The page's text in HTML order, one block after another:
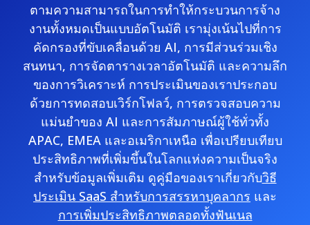
ตามความสามารถในการทำให้กระบวนการจ้าง
งานทั้งหมดเป็นแบบอัตโนมัติ เรามุ่งเน้นไปที่การ
คัดกรองที่ขับเคลื่อนด้วย AI, การมีส่วนร่วมเชิง
สนทนา, การจัดตารางเวลาอัตโนมัติ และความลึก
ของการวิเคราะห์ การประเมินของเราประกอบ
ด้วยการทดสอบเวิร์กโฟลว์, การตรวจสอบความ
แม่นยำของ AI และการสัมภาษณ์ผู้ใช้ทั่วทั้ง
APAC, EMEA และอเมริกาเหนือ เพื่อเปรียบเทียบ
ประสิทธิภาพที่เพิ่มขึ้นในโลกแห่งความเป็นจริง
สำหรับข้อมูลเพิ่มเติม ดูคู่มือของเราเกี่ยวกับวิธี
ประเมิน SaaS สำหรับการสรรหาบุคลากร และ
การเพิ่มประสิทธิภาพตลอดทั้งฟันเนล